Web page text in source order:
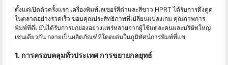
ตั้งแต่เปิดตัวครั้งแรก เครื่องพิมพ์เลเซอร์สีดำและสีขาว HPRT ได้รับการดึงดูด
ในตลาดอย่างรวดเร็ว ขอบคุณประสิทธิภาพที่เปลี่ยนแปลงเกม คุณภาพการ
พิมพ์ที่ดีเ มันได้รับการยกย่องอย่างแพร่หลายจากผู้ใช้แต่ละคนและบริษัทใหญ่
เช่นเดียวกัน กลายเป็นผลิตภัณฑ์ที่โดดเด่นในภูมิทัศน์การพิมพ์ที่แข
1. การครอบคลุมทั่วประเทศ การขยายกลยุทธ์